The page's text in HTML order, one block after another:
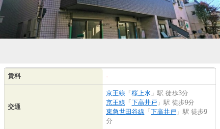
賃料 -
交通
京王線 「 桜上水 」駅 徒歩3分
京王線 「 下高井戸 」駅 徒歩9分
東急世田谷線 「 下高井戸 」駅 徒歩9
分